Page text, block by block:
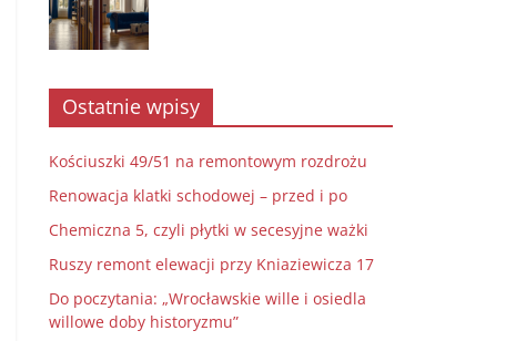
Ostatnie wpisy
Kościuszki 49/51 na remontowym rozdrożu
Renowacja klatki schodowej – przed i po
Chemiczna 5, czyli płytki w secesyjne ważki
Ruszy remont elewacji przy Kniaziewicza 17
Do poczytania: „Wrocławskie wille i osiedla
willowe doby historyzmu”